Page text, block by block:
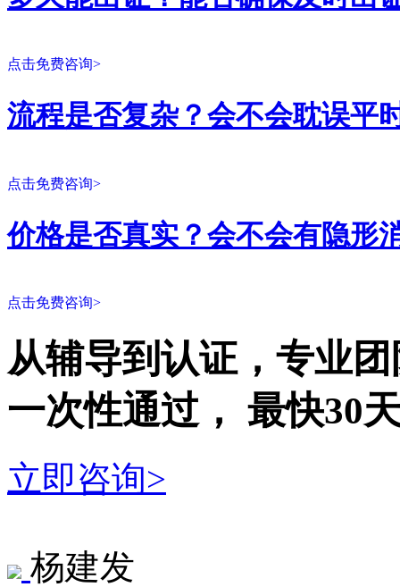
点击免费咨询>
流程是否复杂？会不会耽误平
点击免费咨询>
价格是否真实？会不会有隐形
点击免费咨询>
从辅导到认证，专业
一次性通过， 最快30
立即咨询>
杨建发